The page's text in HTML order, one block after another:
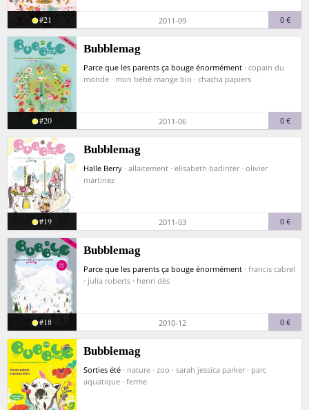
#21 2011-09 0 €
Bubblemag
Parce que les parents ça bouge énormément · copain du
monde · mon bébé mange bio · chacha papiers
#20 2011-06 0 €
Bubblemag
Halle Berry · allaitement · elisabeth badinter · olivier
martinez
#19 2011-03 0 €
Bubblemag
Parce que les parents ça bouge énormément · francis cabrel
· julia roberts · henri dès
#18 2010-12 0 €
Bubblemag
Sorties été · nature · zoo · sarah jessica parker · parc
aquatique · ferme